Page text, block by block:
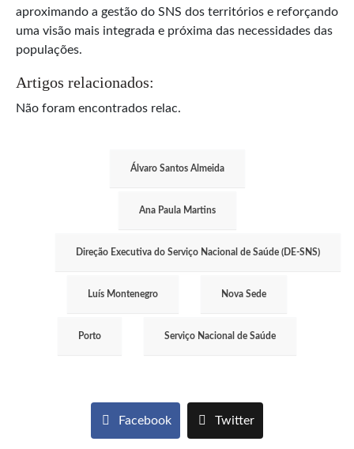
aproximando a gestão do SNS dos territórios e reforçando
uma visão mais integrada e próxima das necessidades das
populações.
Artigos relacionados:
Não foram encontrados relac.
Álvaro Santos Almeida
Ana Paula Martins
Direção Executiva do Serviço Nacional de Saúde (DE-SNS)
Luís Montenegro Nova Sede
Porto Serviço Nacional de Saúde
Facebook Twitter